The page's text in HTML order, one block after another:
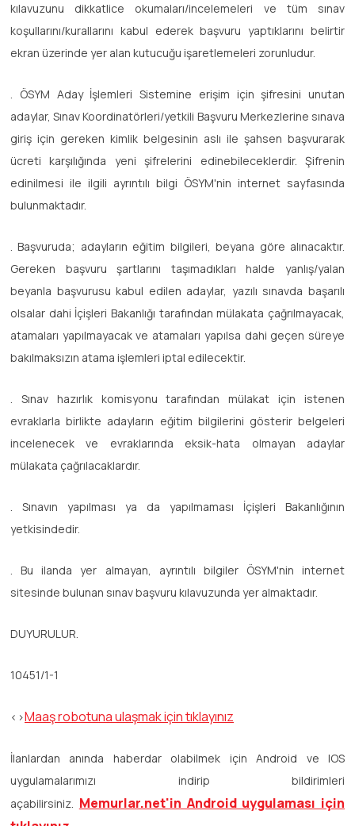
kılavuzunu dikkatlice okumaları/incelemeleri ve tüm sınav
koşullarını/kurallarını kabul ederek başvuru yaptıklarını belirtir
ekran üzerinde yer alan kutucuğu işaretlemeleri zorunludur.
. ÖSYM Aday İşlemleri Sistemine erişim için şifresini unutan
adaylar, Sınav Koordinatörleri/yetkili Başvuru Merkezlerine sınava
giriş için gereken kimlik belgesinin aslı ile şahsen başvurarak
ücreti karşılığında yeni şifrelerini edinebileceklerdir. Şifrenin
edinilmesi ile ilgili ayrıntılı bilgi ÖSYM'nin internet sayfasında
bulunmaktadır.
. Başvuruda; adayların eğitim bilgileri, beyana göre alınacaktır.
Gereken başvuru şartlarını taşımadıkları halde yanlış/yalan
beyanla başvurusu kabul edilen adaylar, yazılı sınavda başarılı
olsalar dahi İçişleri Bakanlığı tarafından mülakata çağrılmayacak,
atamaları yapılmayacak ve atamaları yapılsa dahi geçen süreye
bakılmaksızın atama işlemleri iptal edilecektir.
. Sınav hazırlık komisyonu tarafından mülakat için istenen
evraklarla birlikte adayların eğitim bilgilerini gösterir belgeleri
incelenecek ve evraklarında eksik-hata olmayan adaylar
mülakata çağrılacaklardır.
. Sınavın yapılması ya da yapılmaması İçişleri Bakanlığının
yetkisindedir.
. Bu ilanda yer almayan, ayrıntılı bilgiler ÖSYM'nin internet
sitesinde bulunan sınav başvuru kılavuzunda yer almaktadır.
DUYURULUR.
10451/1-1
<>Maaş robotuna ulaşmak için tıklayınız
İlanlardan anında haberdar olabilmek için Android ve IOS
uygulamalarımızı indirip bildirimleri
açabilirsiniz. Memurlar.net'in Android uygulaması için